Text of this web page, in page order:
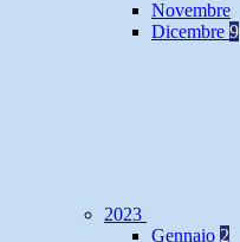
Novembre
Dicembre 9
2023
Gennaio 2